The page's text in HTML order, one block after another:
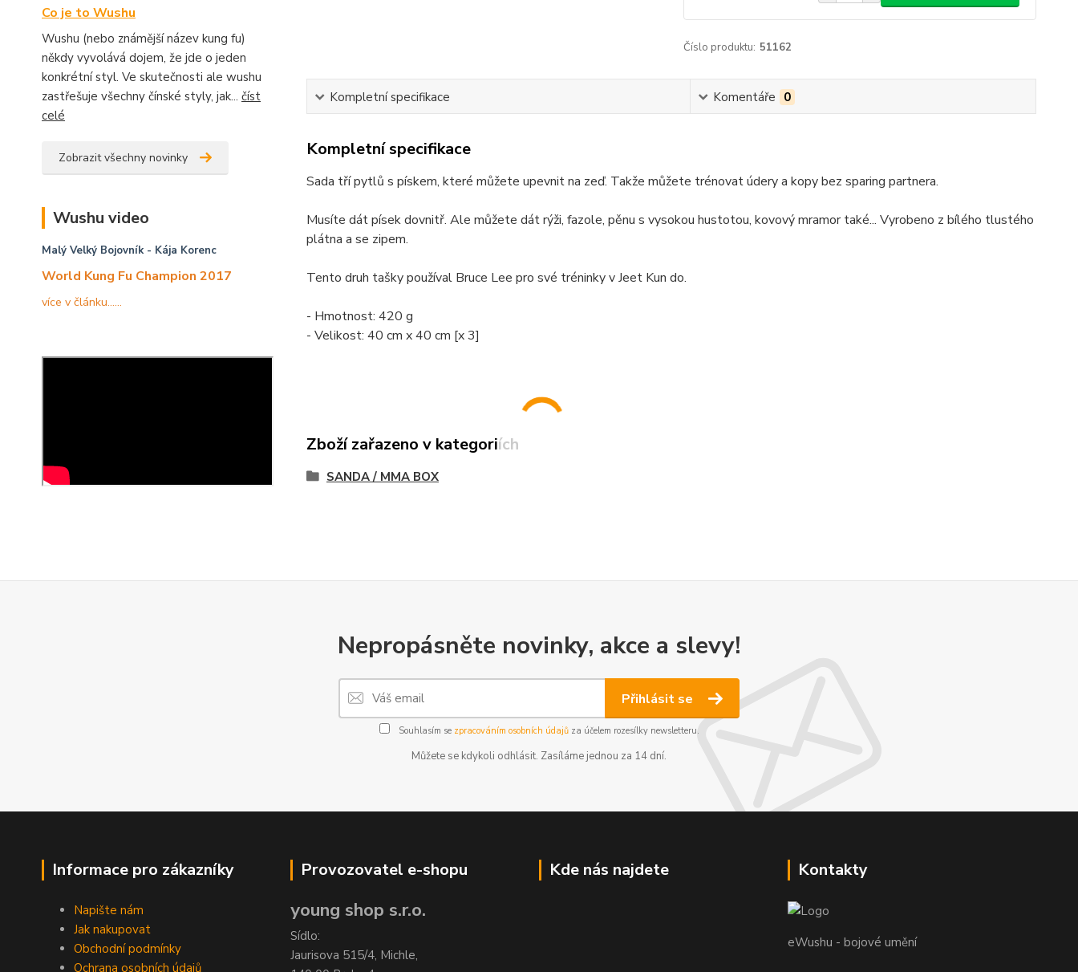
Co je to Wushu
Wushu (nebo známější název kung fu)
někdy vyvolává dojem, že jde o jeden
konkrétní styl. Ve skutečnosti ale wushu
zastřešuje všechny čínské styly, jak... číst
celé
Zobrazit všechny novinky
Wushu video
Malý Velký Bojovník- Kája Korenc
World Kung Fu Champion 2017
více v článku......
Číslo produktu: 51162
Kompletní specifikace Komentáře 0
Kompletní specifikace
Sada tří pytlů s pískem, které můžete upevnit na zeď. Takže můžete trénovat údery a kopy bez sparing partnera.
Musíte dát písek dovnitř. Ale můžete dát rýži, fazole, pěnu s vysokou hustotou, kovový mramor také... Vyrobeno z bílého tlustého
plátna a se zipem.
Tento druh tašky používal Bruce Lee pro své tréninky v Jeet Kun do.
- Hmotnost: 420 g
- Velikost: 40 cm x 40 cm [x 3]
Zboží zařazeno v kategoriích
SANDA / MMA BOX
Nepropásněte novinky, akce a slevy!
Přihlásit se
Souhlasím se zpracováním osobních údajůza účelem rozesílky newsletteru.
Můžete se kdykoli odhlásit. Zasíláme jednou za 14 dní.
Informace pro zákazníky
Napište nám
Jak nakupovat
Obchodní podmínky
Ochrana osobních údajů
Provozovatel e-shopu
young shop s.r.o.
Sídlo:
Jaurisova 515/4, Michle,
Kde nás najdete Kontakty
eWushu - bojové umění